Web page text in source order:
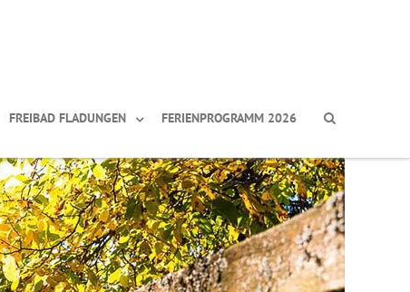
FREIBAD FLADUNGEN FERIENPROGRAMM 2026